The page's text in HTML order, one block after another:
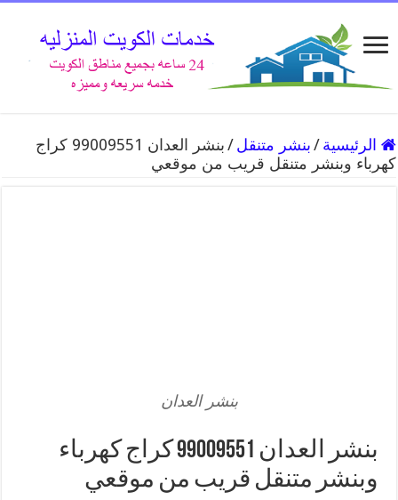
الرئيسية /بنشر متنقل /
بنشر العدان 99009551 كراج
كهرباء وبنشر متنقل قريب من موقعي
بنشر العدان
بنشر العدان 99009551 كراج كهرباء
وبنشر متنقل قريب من موقعي